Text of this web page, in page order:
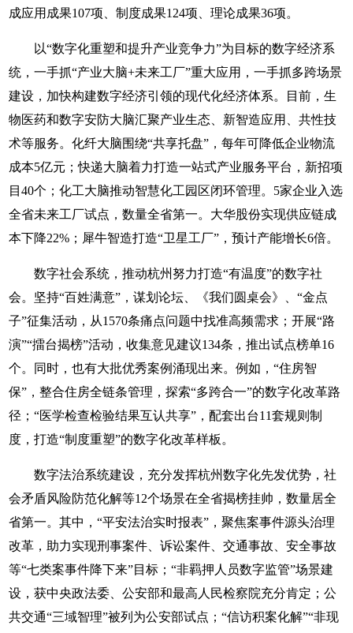
成应用成果107项、制度成果124项、理论成果36项。
以“数字化重塑和提升产业竞争力”为目标的数字经济系
统，一手抓“产业大脑+未来工厂”重大应用，一手抓多跨场景
建设，加快构建数字经济引领的现代化经济体系。目前，生
物医药和数字安防大脑汇聚产业生态、新智造应用、共性技
术等服务。化纤大脑围绕“共享托盘”，每年可降低企业物流
成本5亿元；快递大脑着力打造一站式产业服务平台，新招项
目40个；化工大脑推动智慧化工园区闭环管理。5家企业入选
全省未来工厂试点，数量全省第一。大华股份实现供应链成
本下降22%；犀牛智造打造“卫星工厂”，预计产能增长6倍。
数字社会系统，推动杭州努力打造“有温度”的数字社
会。坚持“百姓满意”，谋划论坛、《我们圆桌会》、“金点
子”征集活动，从1570条痛点问题中找准高频需求；开展“路
演”“擂台揭榜”活动，收集意见建议134条，推出试点榜单16
个。同时，也有大批优秀案例涌现出来。例如，“住房智
保”，整合住房全链条管理，探索“多跨合一”的数字化改革路
径；“医学检查检验结果互认共享”，配套出台11套规则制
度，打造“制度重塑”的数字化改革样板。
数字法治系统建设，充分发挥杭州数字化先发优势，社
会矛盾风险防范化解等12个场景在全省揭榜挂帅，数量居全
省第一。其中，“平安法治实时报表”，聚焦案事件源头治理
改革，助力实现刑事案件、诉讼案件、交通事故、安全事故
等“七类案事件降下来”目标；“非羁押人员数字监管”场景建
设，获中央政法委、公安部和最高人民检察院充分肯定；公
共交通“三域智理”被列为公安部试点；“信访积案化解”“非现